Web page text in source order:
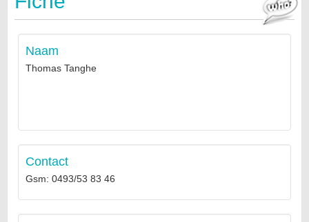
Naam
Thomas Tanghe
Contact
Gsm: 0493/53 83 46